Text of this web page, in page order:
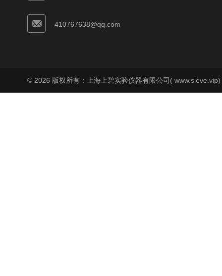
410767638@qq.com
© 2026 版权所有：上海上碧实验仪器有限公司(